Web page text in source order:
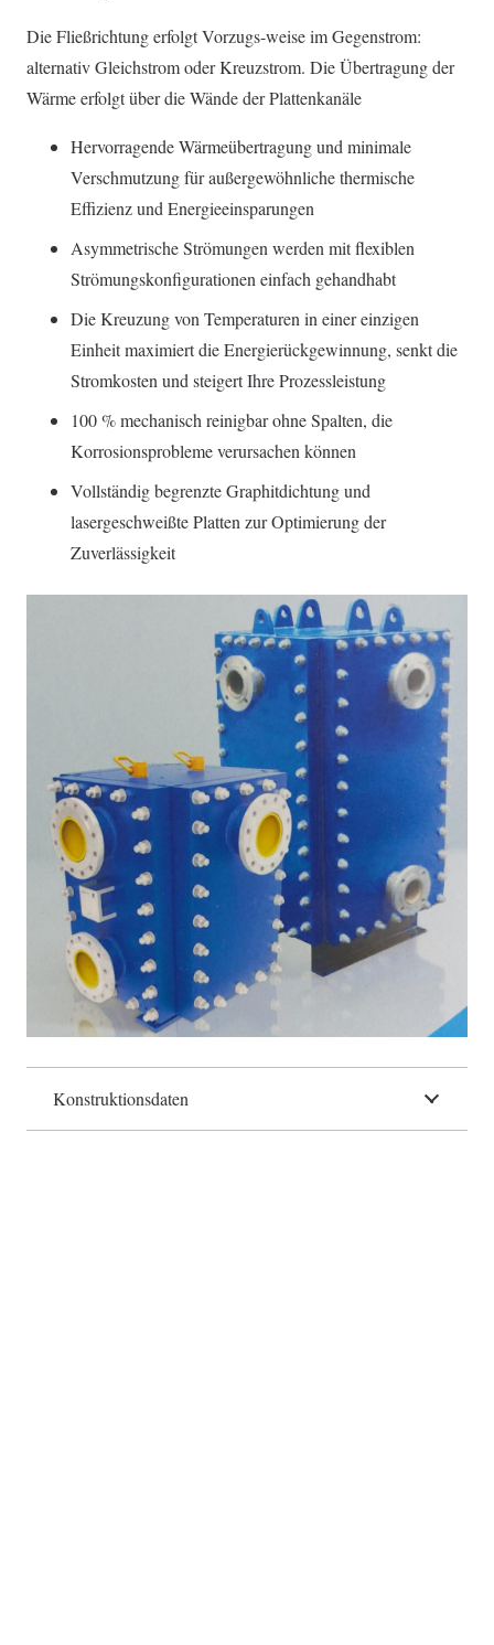
Die Fließrichtung erfolgt Vorzugs-weise im Gegenstrom:
alternativ Gleichstrom oder Kreuzstrom. Die Übertragung der
Wärme erfolgt über die Wände der Plattenkanäle
Hervorragende Wärmeübertragung und minimale
Verschmutzung für außergewöhnliche thermische
Effizienz und Energieeinsparungen
Asymmetrische Strömungen werden mit flexiblen
Strömungskonfigurationen einfach gehandhabt
Die Kreuzung von Temperaturen in einer einzigen
Einheit maximiert die Energierückgewinnung, senkt die
Stromkosten und steigert Ihre Prozessleistung
100 % mechanisch reinigbar ohne Spalten, die
Korrosionsprobleme verursachen können
Vollständig begrenzte Graphitdichtung und
lasergeschweißte Platten zur Optimierung der
Zuverlässigkeit
Konstruktionsdaten